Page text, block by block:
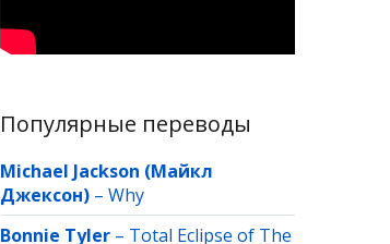
Популярные переводы
Michael Jackson (Майкл
Джексон) – Why
Bonnie Tyler – Total Eclipse of The